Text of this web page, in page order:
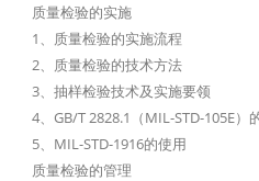
质量检验的实施
1、质量检验的实施流程
2、质量检验的技术方法
3、抽样检验技术及实施要领
4、GB/T 2828.1（MIL-STD-105E）
5、MIL-STD-1916的使用
质量检验的管理